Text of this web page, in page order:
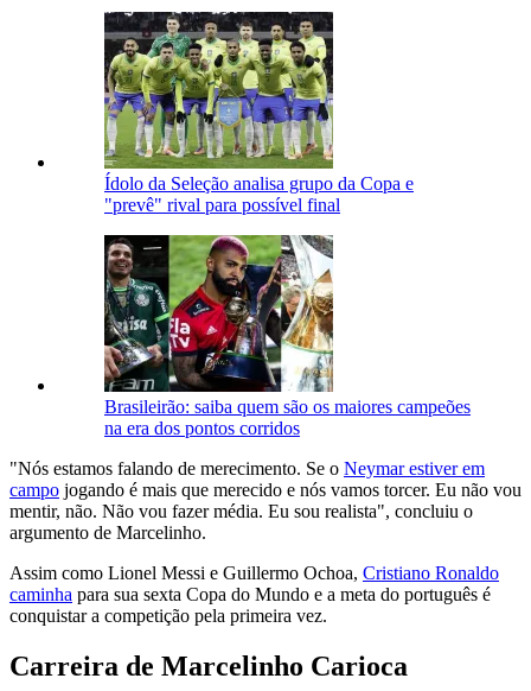
Ídolo da Seleção analisa grupo da Copa e
"prevê" rival para possível final
Brasileirão: saiba quem são os maiores campeões
na era dos pontos corridos
"Nós estamos falando de merecimento. Se o Neymar estiver em
campo jogando é mais que merecido e nós vamos torcer. Eu não vou
mentir, não. Não vou fazer média. Eu sou realista", concluiu o
argumento de Marcelinho.
Assim como Lionel Messi e Guillermo Ochoa, Cristiano Ronaldo
caminha para sua sexta Copa do Mundo e a meta do português é
conquistar a competição pela primeira vez.
Carreira de Marcelinho Carioca